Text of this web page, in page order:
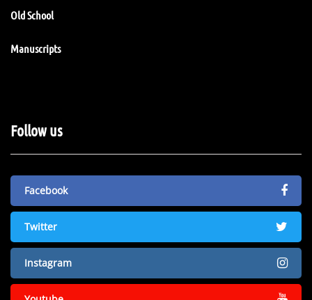
Old School
Manuscripts
Follow us
Facebook
Twitter
Instagram